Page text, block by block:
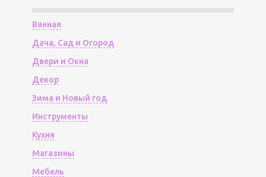
Ванная
Дача, Сад и Огород
Двери и Окна
Декор
Зима и Новый год
Инструменты
Кухня
Магазины
Мебель